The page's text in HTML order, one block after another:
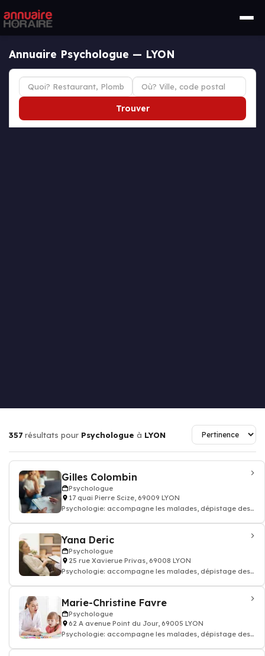
Annuaire Psychologue — LYON
Trouver
357 résultats pour Psychologue à LYON
Gilles Colombin
Psychologue
17 quai Pierre Scize, 69009 LYON
Psychologie: accompagne les malades, dépistage des
Yana Deric
Psychologue
25 rue Xavierue Privas, 69008 LYON
Psychologie: accompagne les malades, dépistage des
Marie-Christine Favre
Psychologue
62 A avenue Point du Jour, 69005 LYON
Psychologie: accompagne les malades, dépistage des